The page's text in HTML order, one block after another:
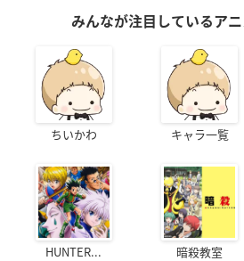
みんなが注目しているア
ちいかわ キャラ一覧
HUNTER... 暗殺教室